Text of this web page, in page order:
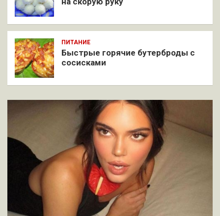
ПИТАНИЕ
Быстрые горячие бутерброды с
сосисками